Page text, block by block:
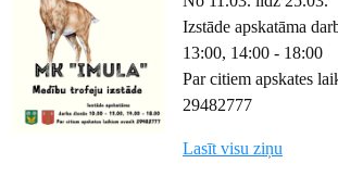
Izstāde apskatāma
13:00, 14:00 - 18:00
Par citiem apskates
29482777
Lasīt visu ziņu